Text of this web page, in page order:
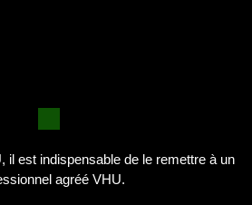
il est indispensable de le remettre à un
agréé VHU.